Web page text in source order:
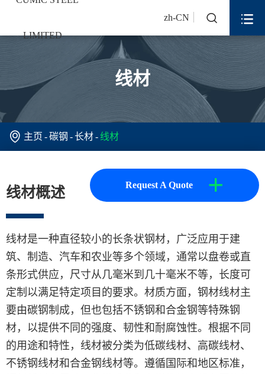
zh-CN  
线材
 主页 碳钢 长材 线材
线材概述 Request A Quote +
线材是一种直径较小的长条状钢材，广泛应用于建
筑、制造、汽车和农业等多个领域，通常以盘卷或直
条形式供应，尺寸从几毫米到几十毫米不等，长度可
定制以满足特定项目的要求。材质方面，钢材线材主
要由碳钢制成，但也包括不锈钢和合金钢等特殊钢
材，以提供不同的强度、韧性和耐腐蚀性。根据不同
的用途和特性，线材被分类为低碳线材、高碳线材、
不锈钢线材和合金钢线材等。遵循国际和地区标准，